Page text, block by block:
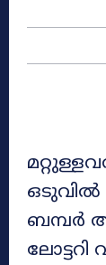
ഒടുവിൽ
ബമ്പർ